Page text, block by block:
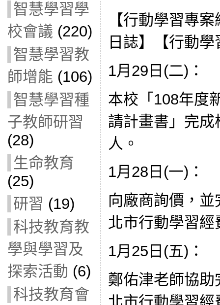
智慧學習學
校會議 (220)
智慧學習教
師增能 (106)
智慧學習種
子教師研習
(28)
生命教育
(25)
研習 (19)
科技教育教
學與學習及
探索活動 (6)
科技教育會
【行動學習專
日誌】【行動
1月29日(二)：
本校「108年度
請計畫書」完
人。
1月28日(一)：
向廠商詢價，
北市行動學習
1月25日(五)：
鄭佑津老師協